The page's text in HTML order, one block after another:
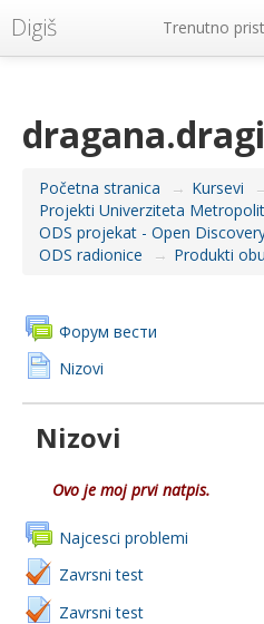
Digiš Trenutno
Srpski ‎(sr_lt)‎
Početna stranica → Kursevi
Projekti Univerziteta
ODS projekat - Open
ODS radionice
→ Produkti
Форум вести
Nizovi
Nizovi
Ovo je moj prvi natpis.
Najcesci problemi
Zavrsni test
Zavrsni test